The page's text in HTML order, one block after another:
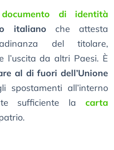
documento di identità
italiano che attesta
del titolare,
l’uscita da altri Paesi. È
al di fuori dell’Unione
spostamenti all’interno
sufficiente la carta